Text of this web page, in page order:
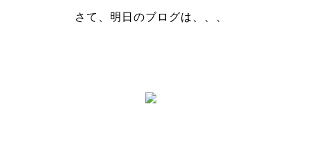
さて、明日のブログは、、、